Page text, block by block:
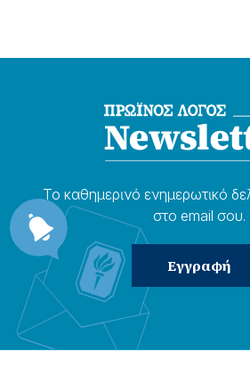
Το καθημερɩνό ενημερωτɩκό
στο email σου.